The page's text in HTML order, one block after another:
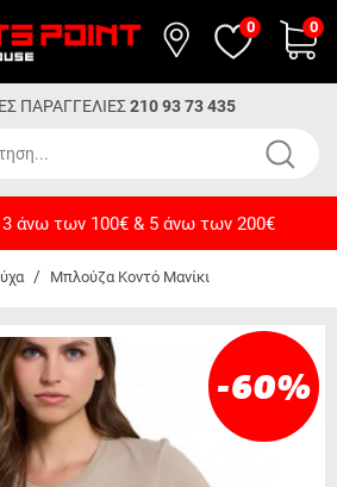
0 0
ΠΑΡΑΓΓΕΛΙΕΣ 210 93 73 435
Για αγορές άνω των 50€
/ Μπλούζα Κοντό Μανίκι
-60%